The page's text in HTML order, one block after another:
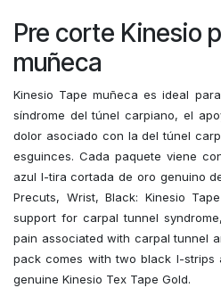
Pre corte Kinesio
muñeca
Kinesio Tape muñeca es ideal
síndrome del túnel carpiano, el
dolor asociado con la del túnel
esguinces. Cada paquete viene
azul I-tira cortada de oro genuino
Precuts, Wrist, Black: Kinesio
support for carpal tunnel
pain associated with carpal tunnel
pack comes with two black I-
genuine Kinesio Tex Tape Gold.